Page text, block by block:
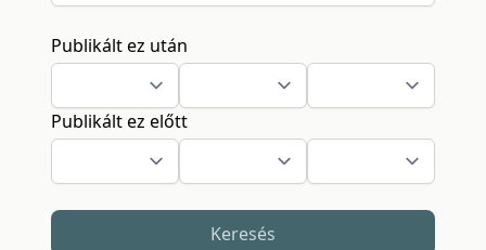
Publikált ez után
Publikált ez előtt
Keresés